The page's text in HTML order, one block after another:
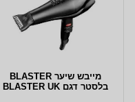
מייבש שיער BLASTER
בלסטר דגם BLASTER UK